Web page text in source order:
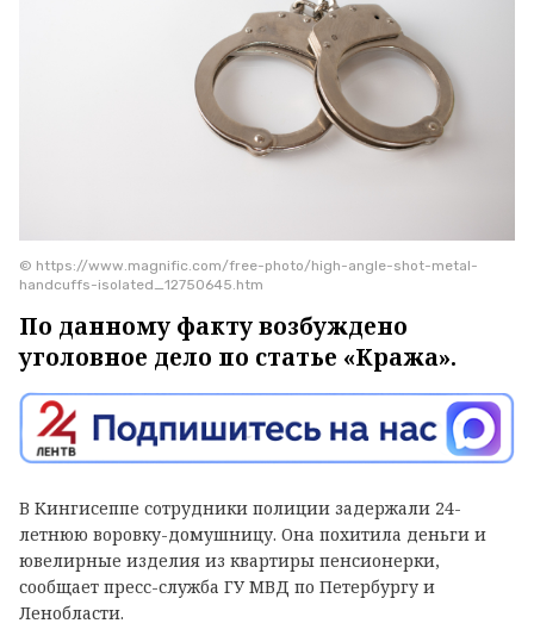
© https://www.magnific.com/free-photo/high-angle-shot-metal-
handcuffs-isolated_12750645.htm
По данному факту возбуждено
уголовное дело по статье «Кража».
В Кингисеппе сотрудники полиции задержали 24-
летнюю воровку-домушницу. Она похитила деньги и
ювелирные изделия из квартиры пенсионерки,
сообщает пресс-служба ГУ МВД по Петербургу и
Ленобласти.